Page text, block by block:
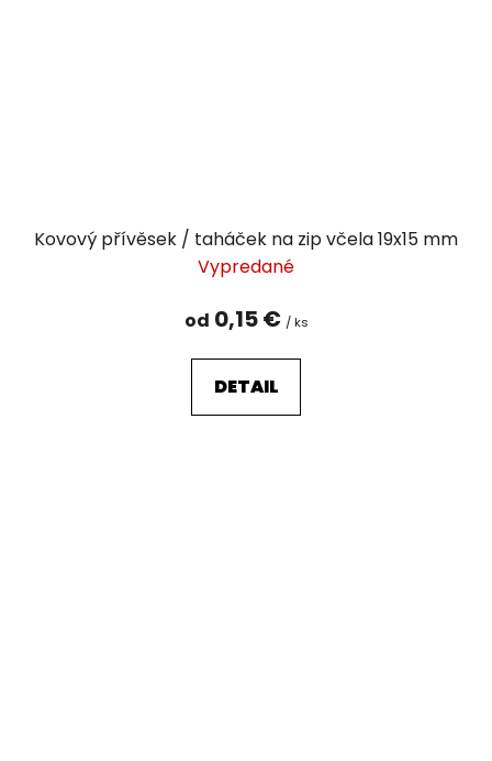
Kovový přívěsek / taháček na zip včela 19x15 mm
Vypredané
od 0,15 € / ks
DETAIL